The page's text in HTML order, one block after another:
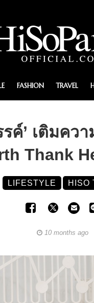
FASHION TRAVEL
ค์’ เติมค
Thank
LIFESTYLE HISO
10 months ago